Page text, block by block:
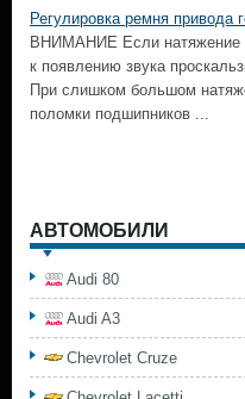
Регулировка ремня привода
ВНИМАНИЕ Если натяжение
к появлению звука
При слишком большом
поломки подшипников ...
АВТОМОБИЛИ
Audi 80
Audi A3
Chevrolet Cruze